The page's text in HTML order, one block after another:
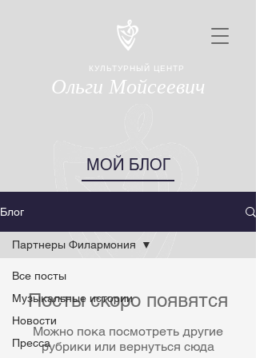
Ольги Мойсеевич
КУЛЬТУРНЫЙ ЦЕНТР
МОЙ БЛОГ
Блог
Все посты
Музыкальные истории
Новости
Пресса
Партнеры Филармония
Посты скоро появятся
Можно пока посмотреть другие
рубрики или вернуться сюда